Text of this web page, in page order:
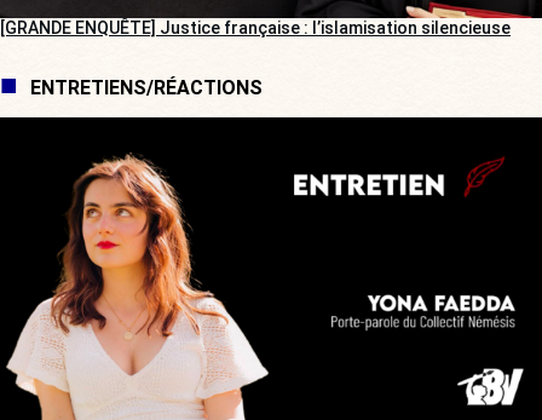
[GRANDE ENQUÊTE] Justice française : l’islamisation silencieuse
ENTRETIENS/RÉACTIONS